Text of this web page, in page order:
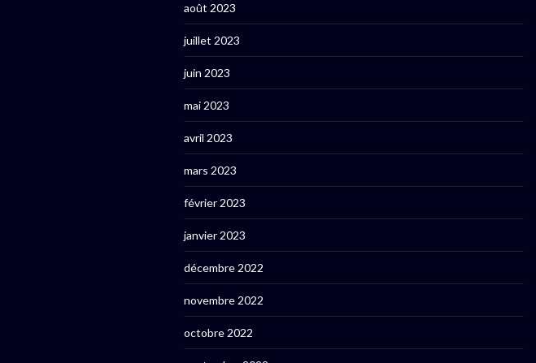
août 2023
juillet 2023
juin 2023
mai 2023
avril 2023
mars 2023
février 2023
janvier 2023
décembre 2022
novembre 2022
octobre 2022